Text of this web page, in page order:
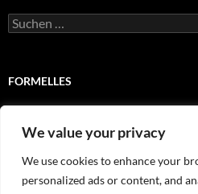
We value your privacy
We use cookies to enhance your
personalized ads or content, and
Suchen
nach:
FORMELLES
Wir stellen uns vor